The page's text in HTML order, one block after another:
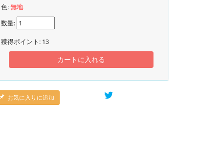
色:無地
数量:
獲得ポイント: 13
カートに入れる
お気に入りに追加